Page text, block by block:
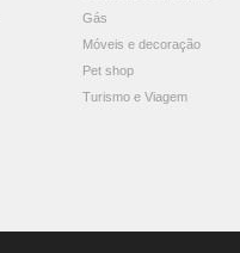
Gás
Móveis e decoração
Pet shop
Turismo e Viagem